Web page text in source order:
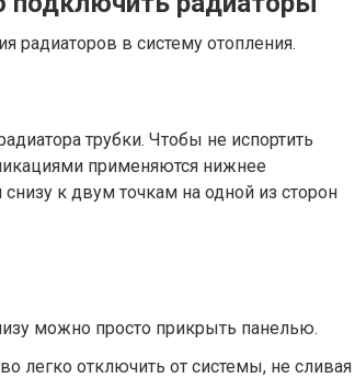
радиаторов в систему отопления.
трубки. Чтобы не испортить
применяются нижнее
к двум точкам на одной из сторон
можно просто прикрыть панелью.
легко отключить от системы, не сливая